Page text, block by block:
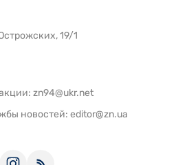
19/1
zn94@ukr.net
новостей: editor@zn.ua